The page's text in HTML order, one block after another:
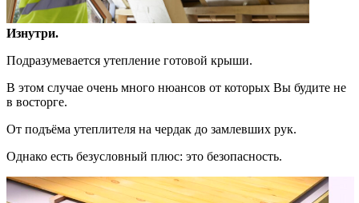
Изнутри.
Подразумевается утепление готовой крыши.
В этом случае очень много нюансов от которых Вы будите не
в восторге.
От подъёма утеплителя на чердак до замлевших рук.
Однако есть безусловный плюс: это безопасность.